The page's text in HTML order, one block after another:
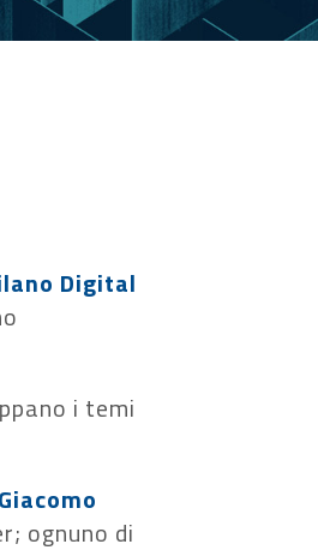
Digital
i temi
Giacomo
ognuno di